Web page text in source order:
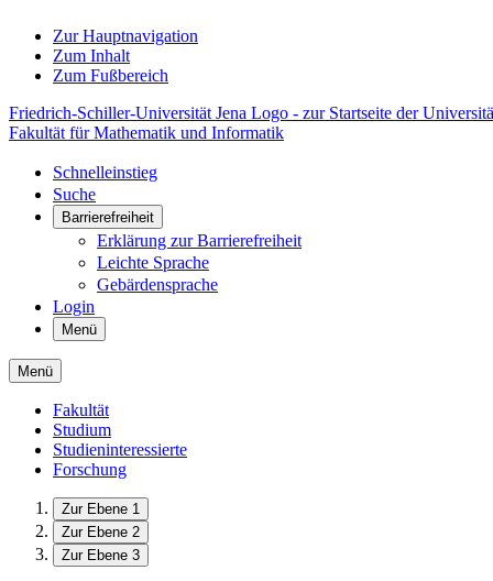
Zur Hauptnavigation
Zum Inhalt
Zum Fußbereich
Friedrich-Schiller-Universität Jena Logo - zur Startseite der
Fakultät für Mathematik und Informatik
Schnelleinstieg
Suche
Barrierefreiheit
Erklärung zur Barrierefreiheit
Leichte Sprache
Gebärdensprache
Login
Menü
Menü
Fakultät
Studium
Studieninteressierte
Forschung
Zur Ebene 1
Zur Ebene 2
Zur Ebene 3